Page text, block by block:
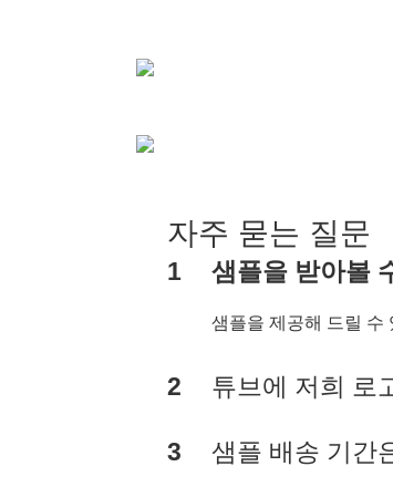
자주 묻는 질문
1 샘플을 받아볼
샘플을 제공해 드릴 수
2 튜브에 저희 로
3 샘플 배송 기간